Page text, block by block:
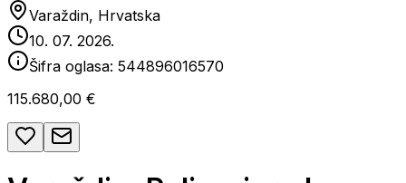
Varaždin, Hrvatska
10. 07. 2026.
Šifra oglasa: 544896016570
115.680,00 €